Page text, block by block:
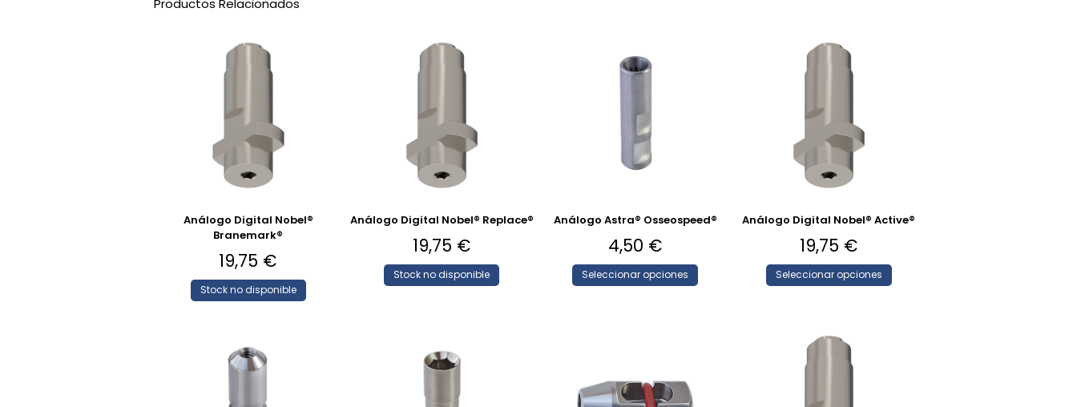
Productos Relacionados
Análogo Digital Nobel®
Branemark®
19,75 €
Stock no disponible
Análogo Digital Nobel® Replace®
19,75 €
Stock no disponible
Análogo Astra® Osseospeed®
4,50 €
Seleccionar opciones
Análogo Digital Nobel® Active®
19,75 €
Seleccionar opciones